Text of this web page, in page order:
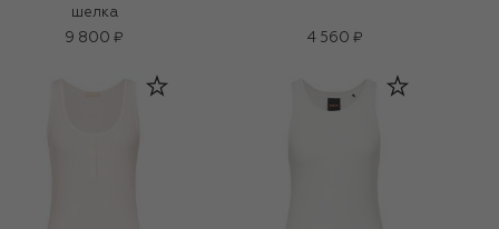
шелка
9 800 ₽
4 560 ₽